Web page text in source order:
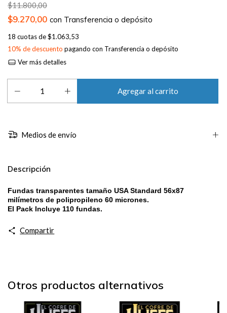
$11.800,00
$9.270,00 con Transferencia o depósito
18 cuotas de$1.063,53
10% de descuento pagando con Transferencia o depósito
Ver más detalles
Medios de envío
Descripción
Fundas transparentes tamaño USA Standard 56x87
milímetros de polipropileno 60 micrones.
El Pack Incluye 110 fundas.
Compartir
Otros productos alternativos